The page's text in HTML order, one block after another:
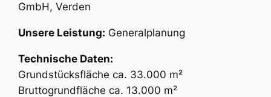
GmbH, Verden
Unsere Leistung: Generalplanung
Technische Daten:
Grundstücksfläche ca. 33.000 m²
Bruttogrundfläche ca. 13.000 m²